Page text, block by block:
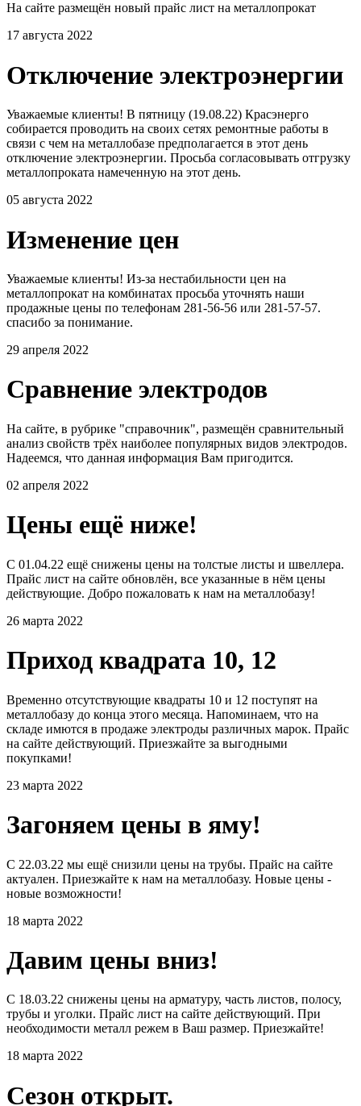
На сайте размещён новый прайс лист на металлопрокат
17 августа 2022
Отключение электроэнергии
Уважаемые клиенты! В пятницу (19.08.22) Красэнерго
собирается проводить на своих сетях ремонтные работы в
связи с чем на металлобазе предполагается в этот день
отключение электроэнергии. Просьба согласовывать отгрузку
металлопроката намеченную на этот день.
05 августа 2022
Изменение цен
Уважаемые клиенты! Из-за нестабильности цен на
металлопрокат на комбинатах просьба уточнять наши
продажные цены по телефонам 281-56-56 или 281-57-57.
спасибо за понимание.
29 апреля 2022
Сравнение электродов
На сайте, в рубрике "справочник", размещён сравнительный
анализ свойств трёх наиболее популярных видов электродов.
Надеемся, что данная информация Вам пригодится.
02 апреля 2022
Цены ещё ниже!
С 01.04.22 ещё снижены цены на толстые листы и швеллера.
Прайс лист на сайте обновлён, все указанные в нём цены
действующие. Добро пожаловать к нам на металлобазу!
26 марта 2022
Приход квадрата 10, 12
Временно отсутствующие квадраты 10 и 12 поступят на
металлобазу до конца этого месяца. Напоминаем, что на
складе имются в продаже электроды различных марок. Прайс
на сайте действующий. Приезжайте за выгодными
покупками!
23 марта 2022
Загоняем цены в яму!
С 22.03.22 мы ещё снизили цены на трубы. Прайс на сайте
актуален. Приезжайте к нам на металлобазу. Новые цены -
новые возможности!
18 марта 2022
Давим цены вниз!
С 18.03.22 снижены цены на арматуру, часть листов, полосу,
трубы и уголки. Прайс лист на сайте действующий. При
необходимости металл режем в Ваш размер. Приезжайте!
18 марта 2022
Сезон открыт.